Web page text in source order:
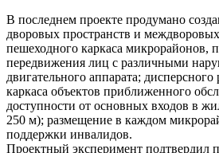
В последнем проекте продумано
дворовых пространств и
пешеходного каркаса микрорайонов,
передвижения лиц с различными
двигательного аппарата;
каркаса объектов приближенного
доступности от основных входов в
250 м); размещение в каждом
поддержки инвалидов.
Проектный эксперимент подтвердил